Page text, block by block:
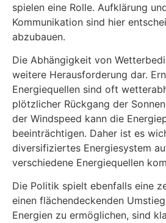
spielen eine Rolle. Aufklärung
Kommunikation sind hier
abzubauen.
Die Abhängigkeit von
weitere Herausforderung dar.
Energiequellen sind oft
plötzlicher Rückgang der
der Windspeed kann die
beeinträchtigen. Daher ist es
diversifiziertes Energiesystem
verschiedene Energiequellen
Die Politik spielt ebenfalls eine
einen flächendeckenden
Energien zu ermöglichen, sind